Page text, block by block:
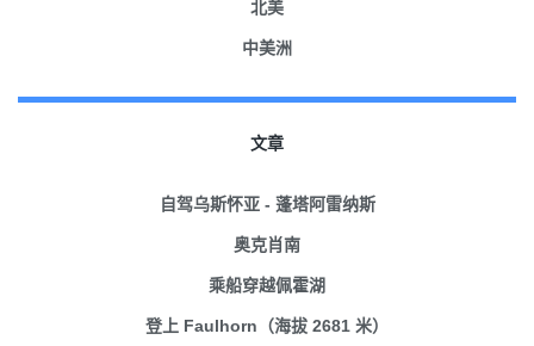
北美
中美洲
文章
自驾乌斯怀亚 - 蓬塔阿雷纳斯
奥克肖南
乘船穿越佩霍湖
登上 Faulhorn（海拔 2681 米）